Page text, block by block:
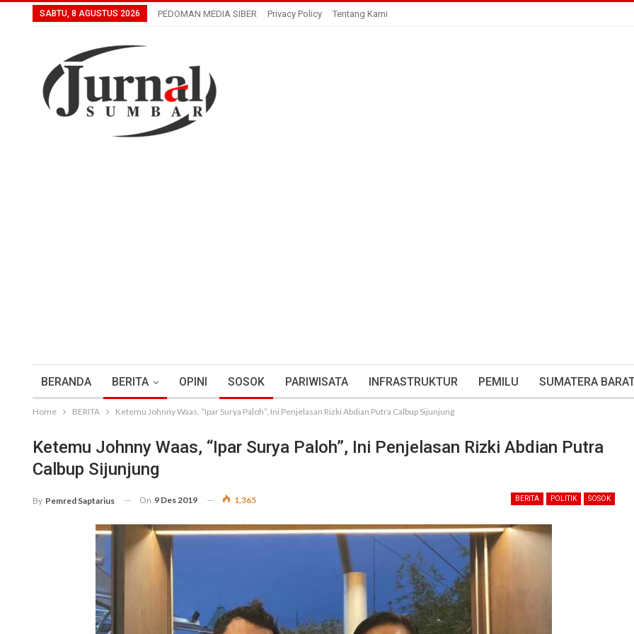
SABTU, 8 AGUSTUS 2026 PEDOMAN MEDIA SIBER Privacy Policy Tentang Kami
BERANDA BERITA OPINI SOSOK PARIWISATA INFRASTRUKTUR PEMILU SUMATERA
Home BERITA Ketemu Johnny Waas, “Ipar Surya Paloh”, Ini Penjelasan Rizki Abdian Putra Calbup Sijunjung
Ketemu Johnny Waas, “Ipar Surya Paloh”, Ini Penjelasan Rizki Abdian Putra
Calbup Sijunjung
BERITA POLITIK SOSOK
By Pemred Saptarius On 9 Des 2019 1,365